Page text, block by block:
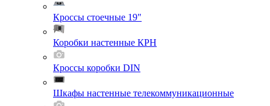
Кроссы стоечные 19"
Коробки настенные КРН
Кроссы коробки DIN
Шкафы настенные телекоммуникационные